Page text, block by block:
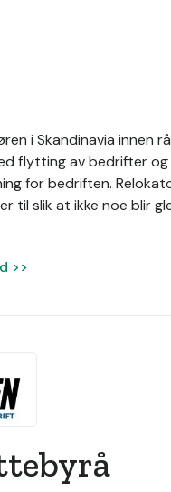
i Skandinavia innen
flytting av bedrifter
for bedriften.
til slik at ikke noe blir
>>